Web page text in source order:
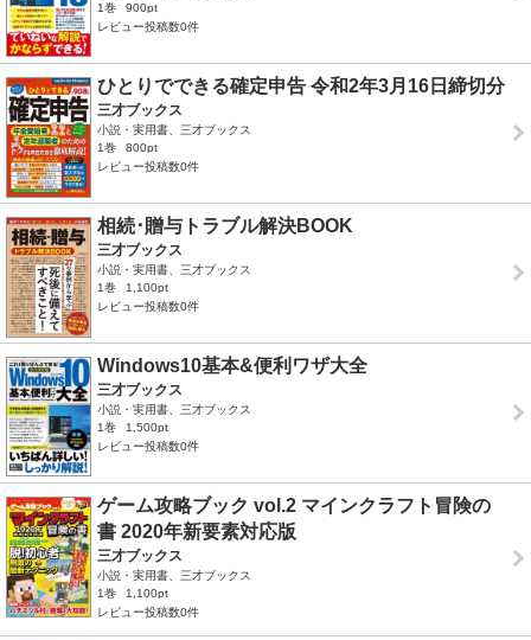
1巻
900pt
レビュー投稿数0件
ひとりでできる確定申告 令和2年3月16日締切分
三才ブックス
小説・実用書、三才ブックス
1巻
800pt
レビュー投稿数0件
相続･贈与トラブル解決BOOK
三才ブックス
小説・実用書、三才ブックス
1巻
1,100pt
レビュー投稿数0件
Windows10基本&便利ワザ大全
三才ブックス
小説・実用書、三才ブックス
1巻
1,500pt
レビュー投稿数0件
ゲーム攻略ブック vol.2 マインクラフト冒険の
書 2020年新要素対応版
三才ブックス
小説・実用書、三才ブックス
1巻
1,100pt
レビュー投稿数0件